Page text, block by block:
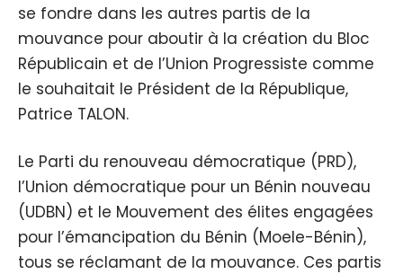
se fondre dans les autres partis de la
mouvance pour aboutir à la création du Bloc
Républicain et de l’Union Progressiste comme
le souhaitait le Président de la République,
Patrice TALON.
Le Parti du renouveau démocratique (PRD),
l’Union démocratique pour un Bénin nouveau
(UDBN) et le Mouvement des élites engagées
pour l’émancipation du Bénin (Moele-Bénin),
tous se réclamant de la mouvance. Ces partis